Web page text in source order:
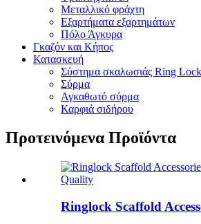
Μεταλλικό φράχτη
Εξαρτήματα εξαρτημάτων
Πόλο Άγκυρα
Γκαζόν και Κήπος
Κατασκευή
Σύστημα σκαλωσιάς Ring Lock
Σύρμα
Αγκαθωτό σύρμα
Καρφιά σιδήρου
Προτεινόμενα Προϊόντα
Ringlock Scaffold